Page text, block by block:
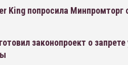
King попросила Минпромторг
законопроект о